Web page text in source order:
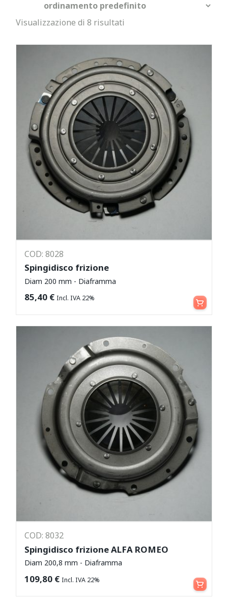
Visualizzazione di 8 risultati
COD: 8028
Spingidisco frizione
Diam 200 mm - Diaframma
85,40 € Incl. IVA 22% Aggiungi al carrello
COD: 8032
Spingidisco frizione ALFA ROMEO
Diam 200,8 mm - Diaframma
109,80 € Incl. IVA 22% Aggiungi al carrello